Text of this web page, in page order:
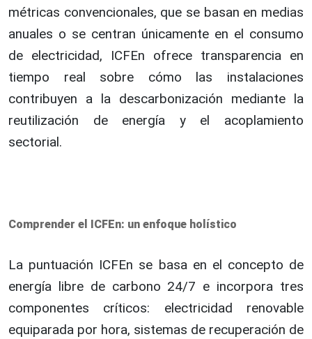
métricas convencionales, que se basan en medias
anuales o se centran únicamente en el consumo
de electricidad, ICFEn ofrece transparencia en
tiempo real sobre cómo las instalaciones
contribuyen a la descarbonización mediante la
reutilización de energía y el acoplamiento
sectorial.
Comprender el ICFEn: un enfoque holístico
La puntuación ICFEn se basa en el concepto de
energía libre de carbono 24/7 e incorpora tres
componentes críticos: electricidad renovable
equiparada por hora, sistemas de recuperación de